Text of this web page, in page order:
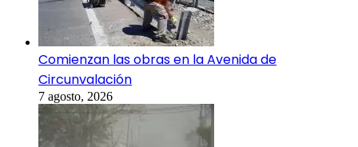
Comienzan las obras en la Avenida de
Circunvalación
7 agosto, 2026